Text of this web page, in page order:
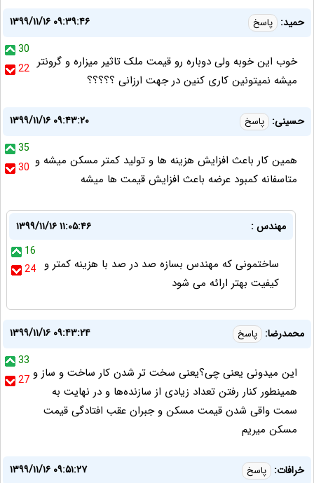
حمید: پاسخ
۱۳۹۹/۱۱/۱۶ ۰۹:۳۹:۴۶
30
22 خوب این خوبه ولی دوباره رو قیمت ملک تاثیر میزاره و گرونتر
میشه نمیتونین کاری کنین در جهت ارزانی ؟؟؟؟؟
حسینی: پاسخ
۱۳۹۹/۱۱/۱۶ ۰۹:۴۳:۲۰
35
30 همین کار باعث افزایش هزینه ها و تولید کمتر مسکن میشه و
متاسفانه کمبود عرضه باعث افزایش قیمت ها میشه
مهندس :
۱۳۹۹/۱۱/۱۶ ۱۱:۰۵:۴۶
16
24 ساختمونی که مهندس بسازه صد در صد با هزینه کمتر و
کیفیت بهتر ارائه می شود
محمدرضا: پاسخ
۱۳۹۹/۱۱/۱۶ ۰۹:۴۳:۲۴
33
27 این میدونی یعنی چی؟یعنی سخت تر شدن کار ساخت و ساز و
همینطور کنار رفتن تعداد زیادی از سازنده‌ها و در نهایت به
سمت واقی شدن قیمت مسکن و جبران عقب افتادگی قیمت
مسکن میریم
خرافات: پاسخ
۱۳۹۹/۱۱/۱۶ ۰۹:۵۱:۲۷